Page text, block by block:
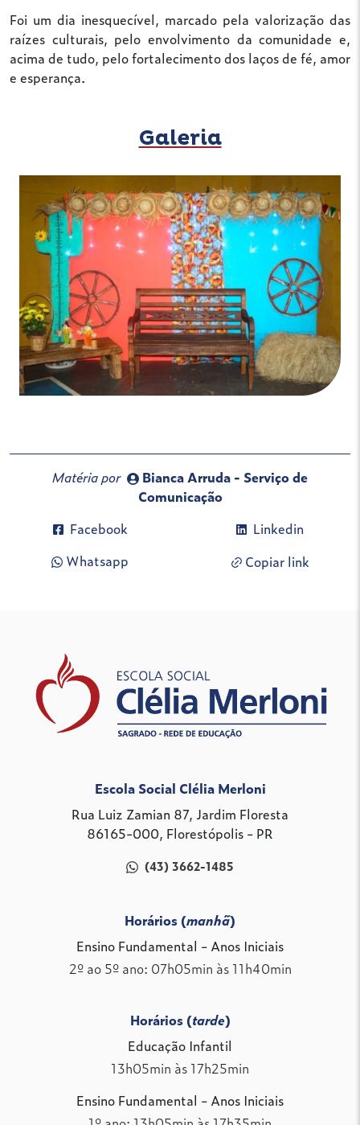
Foi um dia inesquecível, marcado pela valorização das
raízes culturais, pelo envolvimento da comunidade e,
acima de tudo, pelo fortalecimento dos laços de fé, amor
e esperança.
Galeria
Matéria por
Bianca Arruda - Serviço de
Comunicação
Facebook
Linkedin
Whatsapp
Copiar link
Escola Social Clélia Merloni
Rua Luiz Zamian 87, Jardim Floresta
86165-000, Florestópolis - PR
(43) 3662-1485
Horários (manhã)
Ensino Fundamental - Anos Iniciais
2º ao 5º ano: 07h05min às 11h40min
Horários (tarde)
Educação Infantil
13h05min às 17h25min
Ensino Fundamental - Anos Iniciais